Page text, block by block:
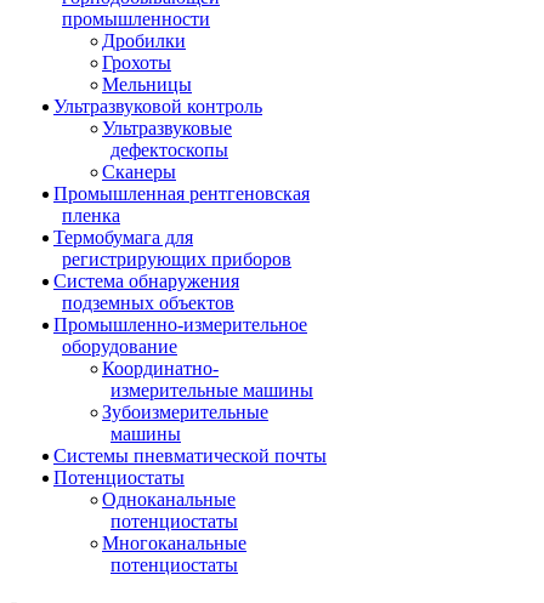
промышленности
Дробилки
Грохоты
Мельницы
Ультразвуковой контроль
Ультразвуковые
дефектоскопы
Сканеры
Промышленная рентгеновская
пленка
Термобумага для
регистрирующих приборов
Система обнаружения
подземных объектов
Промышленно-измерительное
оборудование
Координатно-
измерительные машины
Зубоизмерительные
машины
Системы пневматической почты
Потенциостаты
Одноканальные
потенциостаты
Многоканальные
потенциостаты